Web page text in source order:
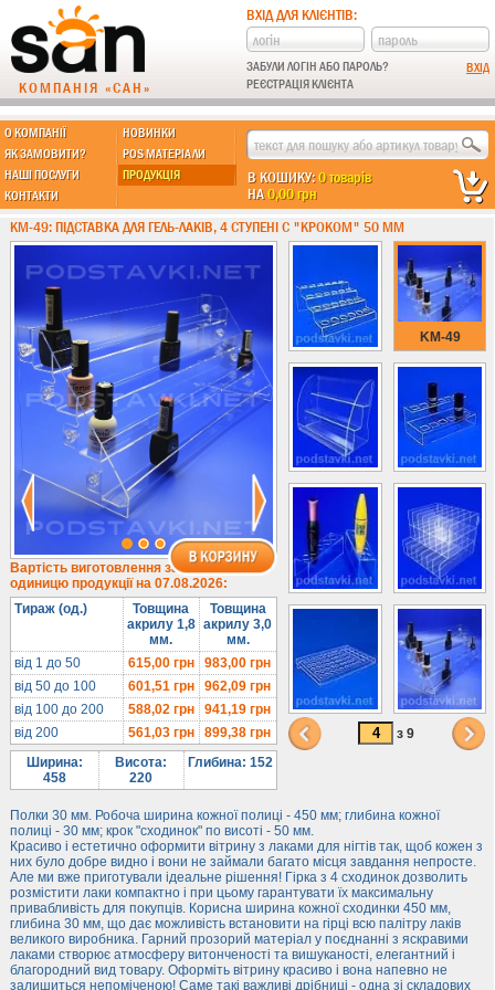
КОМПАНІЯ «САН»
ВХІД ДЛЯ КЛІЄНТІВ:
ЗАБУЛИ ЛОГІН АБО ПАРОЛЬ?
РЕЄСТРАЦІЯ КЛІЄНТА
О КОМПАНІЇ
НОВИНКИ
ЯК ЗАМОВИТИ?
POS МАТЕРІАЛИ
НАШІ ПОСЛУГИ
ПРОДУКЦІЯ
КОНТАКТИ
В КОШИКУ:0 товарів
НА0,00 грн
МЫ ДЕЛАЕМ:
Підставки із пластику
Новинки !!!
Різні підставки
Під поліграфію
Навісні кишені
Менюхолдери
Під мобільні
Під біжутерію
Гірки та подіуми
Під косметику
Під солодке
Для хот-догів
Лототрони
Ящики з акрилу
Цінники
Засоби захисту
Інформ. стенди
Підлогові стійки
KM-49: ПІДСТАВКА ДЛЯ ГЕЛЬ-ЛАКІВ, 4 СТУПЕНІ C "КРОКОМ" 50 ММ
Вартість виготовлення за
одиницю продукції на 07.08.2026:
Тираж (од.)
Товщина
акрилу 1,8
мм.
Товщина
акрилу 3,0
мм.
від 1 до 50
615,00грн 983,00 грн
від 50 до 100
601,51грн 962,09 грн
від 100 до 200
588,02грн 941,19 грн
від 200
561,03грн 899,38 грн
Ширина:
458
Висота:
220
Глибина: 152
Полки 30 мм. Робоча ширина кожної полиці - 450 мм; глибина кожної
полиці - 30 мм; крок "сходинок" по висоті - 50 мм.
Красиво і естетично оформити вітрину з лаками для нігтів так, щоб кожен з
них було добре видно і вони не займали багато місця завдання непросте.
Але ми вже приготували ідеальне рішення! Гірка з 4 сходинок дозволить
розмістити лаки компактно і при цьому гарантувати їх максимальну
привабливість для покупців. Корисна ширина кожної сходинки 450 мм,
глибина 30 мм, що дає можливість встановити на гірці всю палітру лаків
великого виробника. Гарний прозорий матеріал у поєднанні з яскравими
лаками створює атмосферу витонченості та вишуканості, елегантний і
благородний вид товару. Оформіть вітрину красиво і вона напевно не
залишиться непоміченою! Саме такі важливі дрібниці - одна зі складових
KM-49
з 9